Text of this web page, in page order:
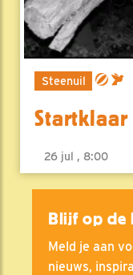
Steenuil
Startklaar
26 jul , 8:00
Blijf op de
Meld je aan
nieuws,